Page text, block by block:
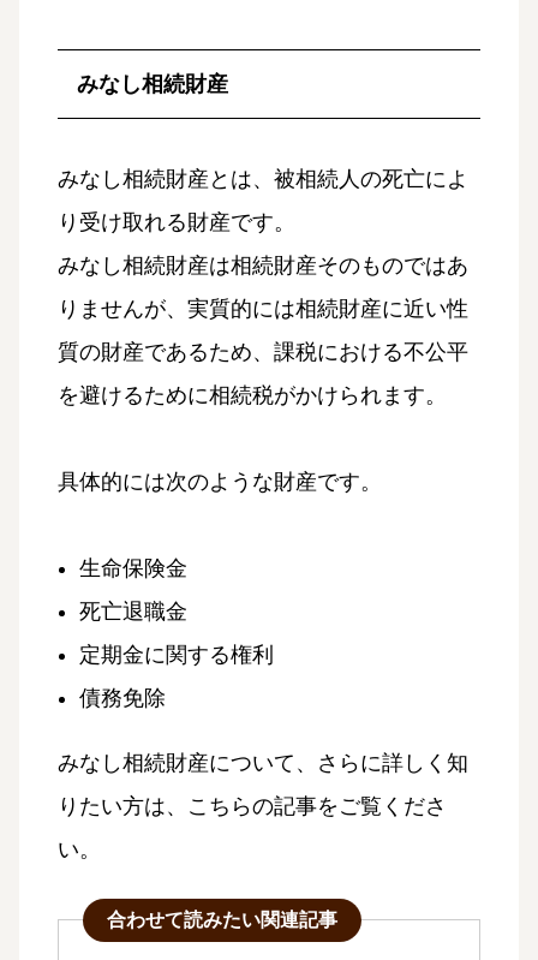
みなし相続財産
みなし相続財産とは、被相続人の死亡によ
り受け取れる財産です。
みなし相続財産は相続財産そのものではあ
りませんが、実質的には相続財産に近い性
質の財産であるため、課税における不公平
を避けるために相続税がかけられます。
具体的には次のような財産です。
生命保険金
死亡退職金
定期金に関する権利
債務免除
みなし相続財産について、さらに詳しく知
りたい方は、こちらの記事をご覧くださ
い。
合わせて読みたい関連記事